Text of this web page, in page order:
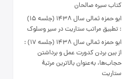
کتاب سیره صالحان
ابو حمزه ثمالی سال 1438 (جلسه 15)
: تطبیق مراتب ستاریت در سیر وسلوک
ابو حمزه ثمالی سال 1438 (جلسه 17) :
از بین بردن کدورت عمل و برداشتن
حجاب‌ها، به‌عنوان بالاترین مرتبۀ
ستاریت